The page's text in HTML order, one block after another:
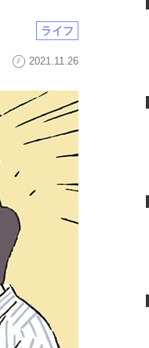
ライフ
2021.11.26